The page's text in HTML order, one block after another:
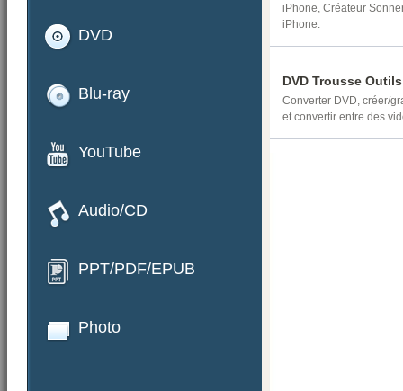
DVD
Blu-ray
YouTube
Audio/CD
PPT/PDF/EPUB
Photo
iPhone, Créateur
iPhone.
DVD Trousse
Converter DVD, créer/
et convertir entre des